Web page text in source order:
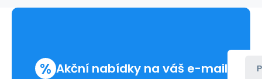
% Akční nabídky na váš e-mail